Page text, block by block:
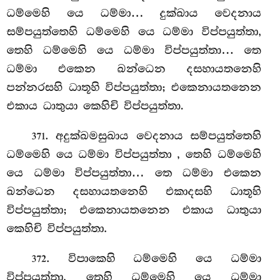
ධම්මෙහි යෙ ධම්මා… දුක්ඛාය වෙදනාය
සම්පයුත්තෙහි ධම්මෙහි යෙ ධම්මා විප්පයුත්තා,
තෙහි ධම්මෙහි යෙ ධම්මා විප්පයුත්තා… තෙ
ධම්මා එකෙන ඛන්ධෙන දසහායතනෙහි
පන්නරසහි ධාතූහි විප්පයුත්තා; එකෙනායතනෙන
එකාය ධාතුයා කෙහිචි විප්පයුත්තා.
371. අදුක්ඛමසුඛාය වෙදනාය සම්පයුත්තෙහි
ධම්මෙහි යෙ ධම්මා විප්පයුත්තා , තෙහි ධම්මෙහි
යෙ ධම්මා විප්පයුත්තා… තෙ ධම්මා එකෙන
ඛන්ධෙන දසහායතනෙහි එකාදසහි ධාතූහි
විප්පයුත්තා; එකෙනායතනෙන එකාය ධාතුයා
කෙහිචි විප්පයුත්තා.
372. විපාකෙහි ධම්මෙහි යෙ ධම්මා
විප්පයුත්තා, තෙහි ධම්මෙහි යෙ ධම්මා